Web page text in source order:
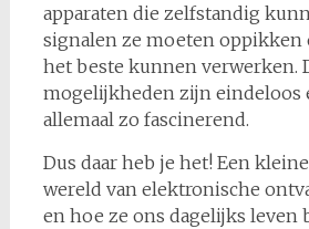
apparaten die zelfstandig
signalen ze moeten oppikken
het beste kunnen verwerken.
mogelijkheden zijn eindeloos
allemaal zo fascinerend.
Dus daar heb je het! Een
wereld van elektronische
en hoe ze ons dagelijks leven